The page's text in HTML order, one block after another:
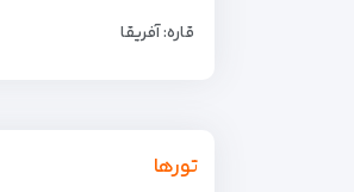
قاره: آفریقا
تورها